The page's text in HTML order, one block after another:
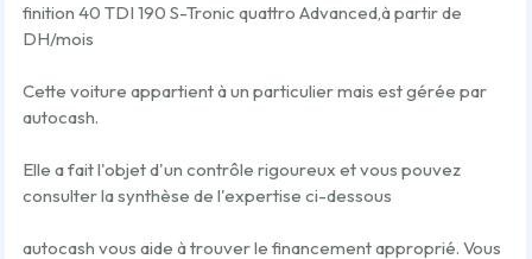
finition 40 TDI 190 S-Tronic quattro Advanced,à partir de
DH/mois
Cette voiture appartient à un particulier mais est gérée par
autocash.
Elle a fait l'objet d'un contrôle rigoureux et vous pouvez
consulter la synthèse de l'expertise ci-dessous
autocash vous aide à trouver le financement approprié. Vous